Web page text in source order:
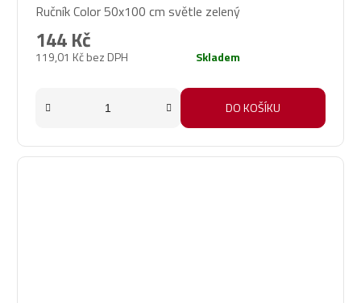
hodnocení
produktu
je
Ručník Color 50x100 cm světle zelený
119,01 Kč bez DPH
144 Kč
Skladem
DO KOŠÍKU